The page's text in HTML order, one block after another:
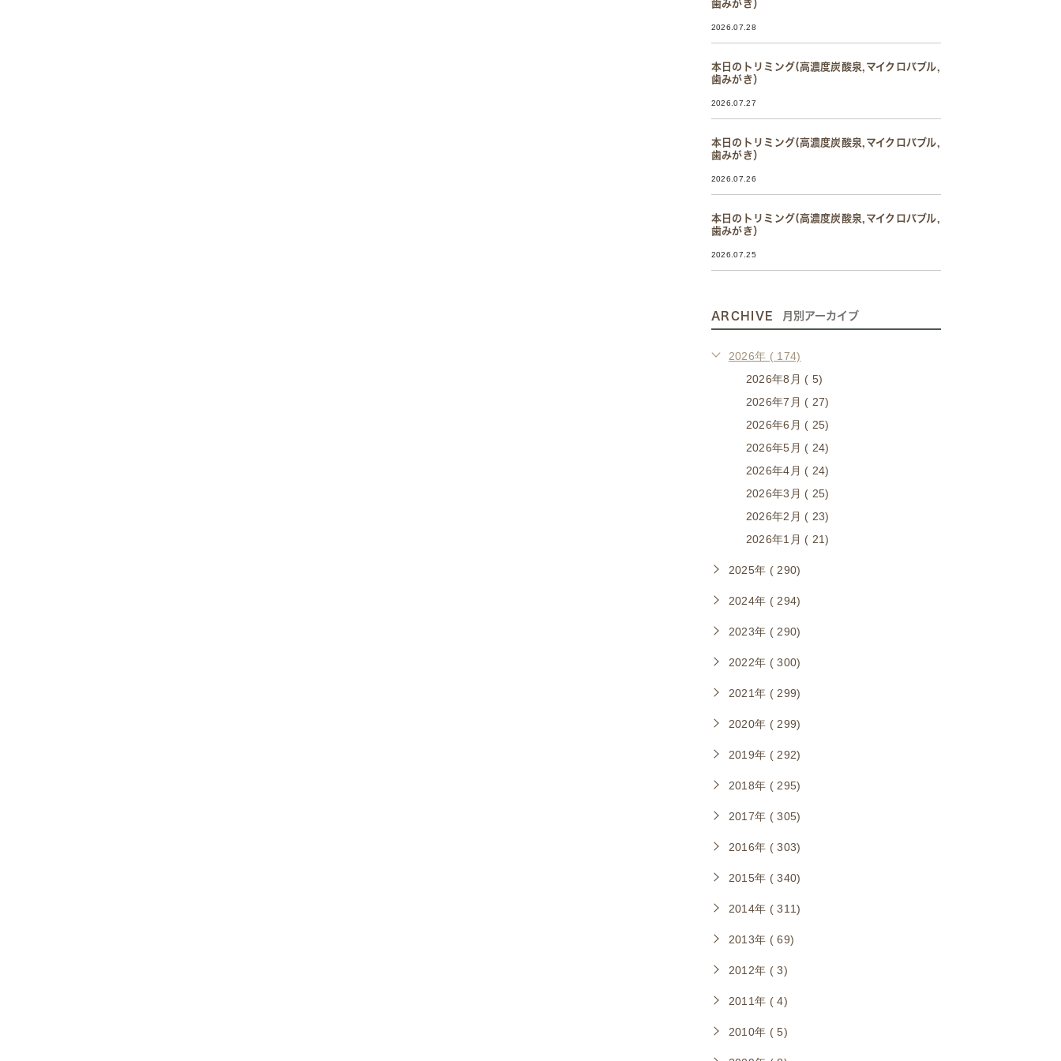
歯みがき）
2026.07.28
本日のトリミング(高濃度炭酸泉,マイクロバブル,
歯みがき）
2026.07.27
本日のトリミング(高濃度炭酸泉,マイクロバブル,
歯みがき）
2026.07.26
本日のトリミング(高濃度炭酸泉,マイクロバブル,
歯みがき）
2026.07.25
ARCHIVE 月別アーカイブ
2026年 ( 174)
2026年8月 ( 5)
2026年7月 ( 27)
2026年6月 ( 25)
2026年5月 ( 24)
2026年4月 ( 24)
2026年3月 ( 25)
2026年2月 ( 23)
2026年1月 ( 21)
2025年 ( 290)
2024年 ( 294)
2023年 ( 290)
2022年 ( 300)
2021年 ( 299)
2020年 ( 299)
2019年 ( 292)
2018年 ( 295)
2017年 ( 305)
2016年 ( 303)
2015年 ( 340)
2014年 ( 311)
2013年 ( 69)
2012年 ( 3)
2011年 ( 4)
2010年 ( 5)